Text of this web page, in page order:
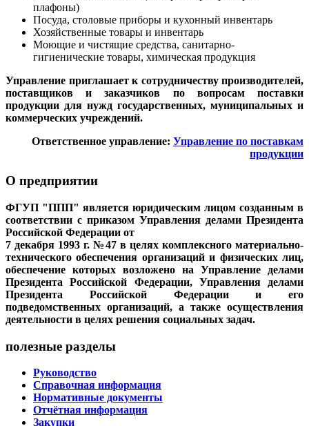
плафоны)
Посуда, столовые приборы и кухонный инвентарь
Хозяйственные товары и инвентарь
Моющие и чистящие средства, санитарно-
гигиенические товары, химическая продукция
Управление приглашает к сотрудничеству производителей,
поставщиков и заказчиков по вопросам поставки
продукции для нужд государственных, муниципальных и
коммерческих учреждений.
Ответственное управление: Управление по поставкам
продукции
О предприятии
ФГУП "ППП" является юридическим лицом созданным в
соответствии с приказом Управления делами Президента
Российской Федерации от
7 декабря 1993 г. №47 в целях комплексного материально-
технического обеспечения организаций и физических лиц,
обеспечение которых возложено на Управление делами
Президента Российской Федерации, Управления делами
Президента Российской Федерации и его
подведомственных организаций, а также осуществления
деятельности в целях решения социальных задач.
полезные разделы
Руководство
Справочная информация
Нормативные документы
Отчётная информация
Закупки